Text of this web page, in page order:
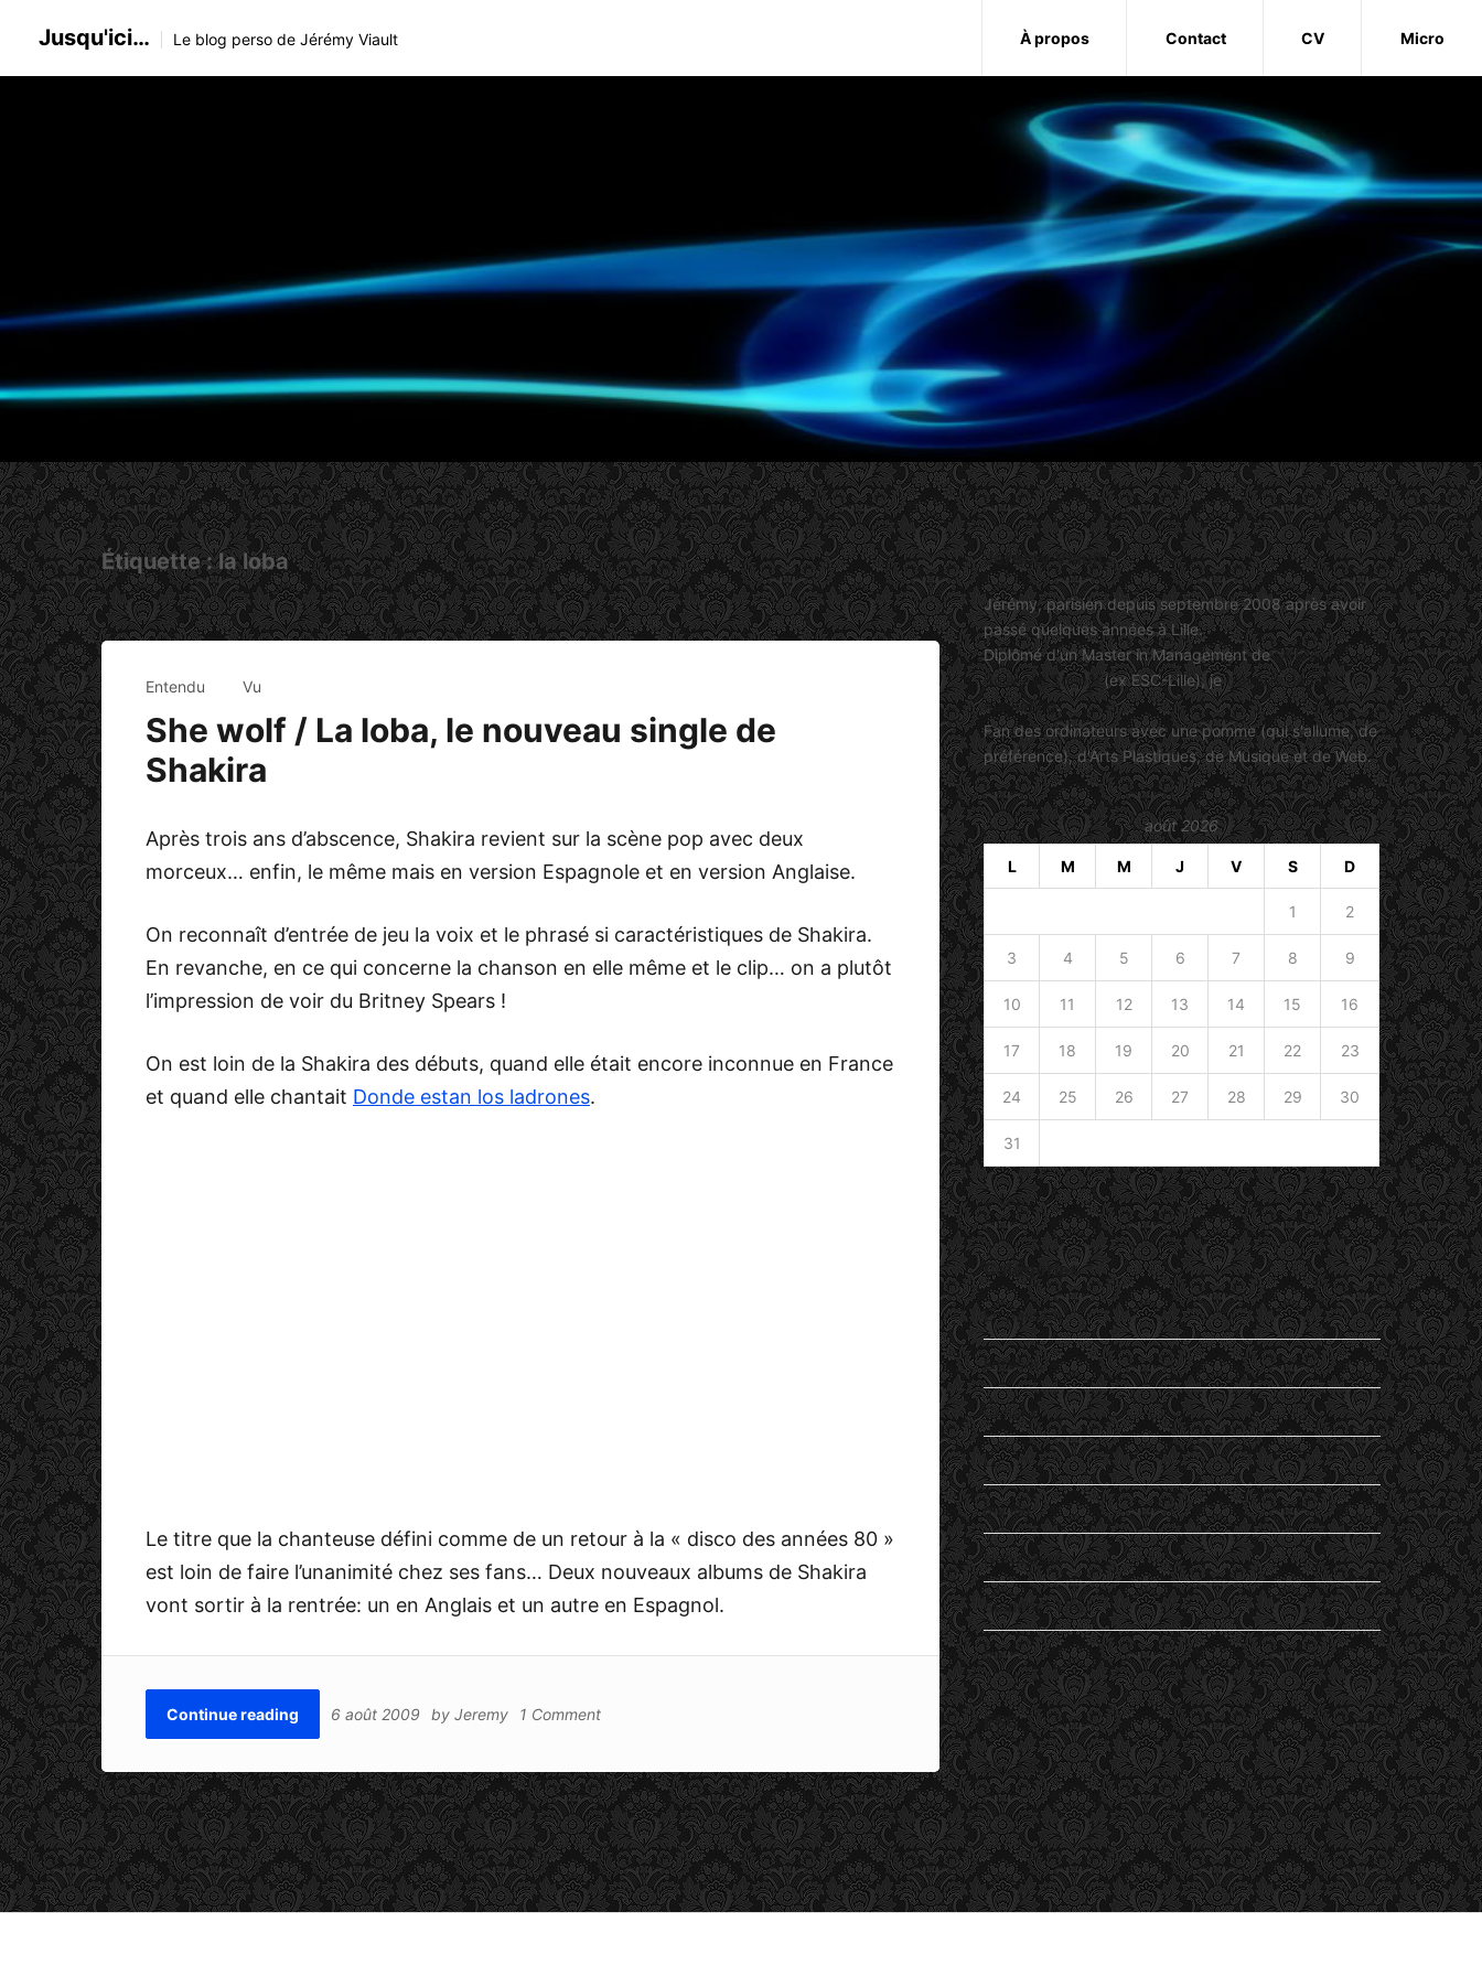
Jusqu'ici… Le blog perso de Jérémy Viault À propos Contact CV Micro
Étiquette :la loba
Entendu Vu
She wolf / La loba, le nouveau single de
Shakira
Après trois ans d’abscence, Shakira revient sur la scène pop avec deux
morceux… enfin, le même mais en version Espagnole et en version Anglaise.
On reconnaît d’entrée de jeu la voix et le phrasé si caractéristiques de Shakira.
En revanche, en ce qui concerne la chanson en elle même et le clip… on a plutôt
l’impression de voir du Britney Spears !
On est loin de la Shakira des débuts, quand elle était encore inconnue en France
et quand elle chantait Donde estan los ladrones.
Le titre que la chanteuse défini comme de un retour à la « disco des années 80 »
est loin de faire l’unanimité chez ses fans… Deux nouveaux albums de Shakira
vont sortir à la rentrée: un en Anglais et un autre en Espagnol.
Continue reading 6 août 2009 by Jeremy 1 Comment
Jérémy Viault
Jérémy, parisien depuis septembre 2008 après avoir
passé quelques années à Lille.
Diplômé d'un Master in Management deSKEMA
Business School(ex ESC-Lille), jetravaille dans le
marketing.
Fan des ordinateurs avec une pomme (qui s'allume, de
préférence), d'Arts Plastiques, de Musique et de Web.
août 2026
L M M J V S D
1 2
3 4 5 6 7 8 9
10 11 12 13 14 15 16
17 18 19 20 21 22 23
24 25 26 27 28 29 30
31
« Sep
Catégories
En passant
Entendu
General
Lu
my life…
Non classé
Student's Life
Vu
ESC
ESC Lille